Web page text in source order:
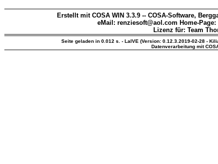
Erstellt mit COSA WIN 3.3.9 -- COSA-Software,
eMail: renziesoft@aol.com Home-Page:
Lizenz für: Team
Seite geladen in 0.012 s. - LaIVE (Version: 0.12.3.2019-02-28 -
Datenverarbeitung mit